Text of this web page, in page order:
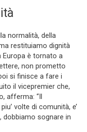
normalità, della
restituiamo dignità
Europa è tornato a
non prometto
si finisce a fare i
il vicepremier che,
afferma: “Il
volte di comunità, e’
dobbiamo sognare in